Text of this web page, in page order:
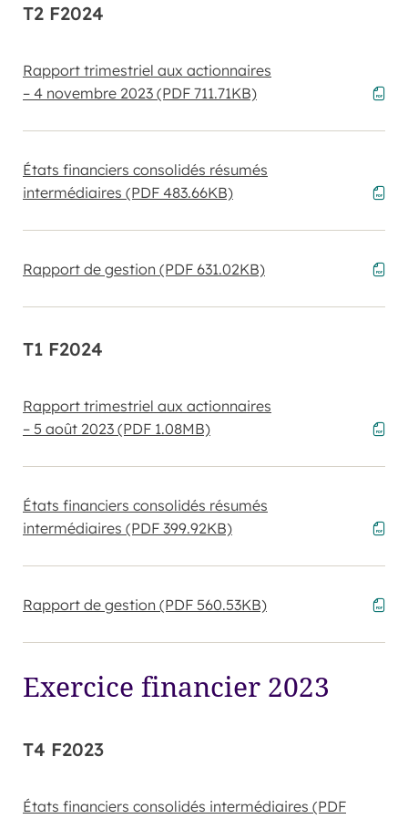
T2 F2024
Rapport trimestriel aux actionnaires
– 4 novembre 2023 (PDF 711.71KB)
États financiers consolidés résumés
intermédiaires (PDF 483.66KB)
Rapport de gestion (PDF 631.02KB)
T1 F2024
Rapport trimestriel aux actionnaires
– 5 août 2023 (PDF 1.08MB)
États financiers consolidés résumés
intermédiaires (PDF 399.92KB)
Rapport de gestion (PDF 560.53KB)
Exercice financier 2023
T4 F2023
États financiers consolidés intermédiaires (PDF